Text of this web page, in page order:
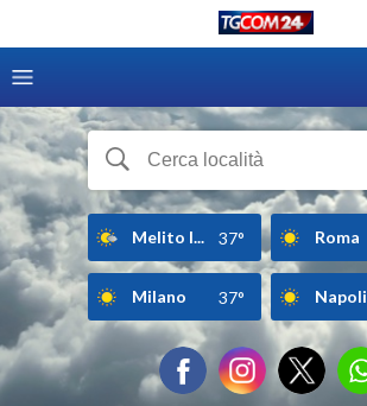
Melito I... 37° Roma
Milano 37° Napoli